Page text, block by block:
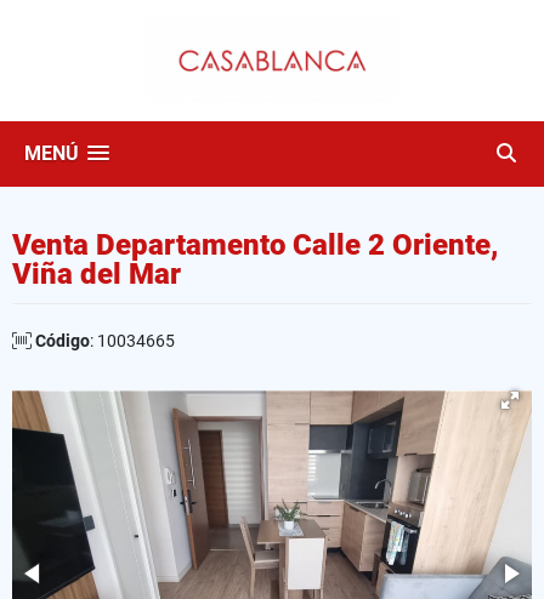
MENÚ
Venta Departamento Calle 2 Oriente,
Viña del Mar
Código: 10034665